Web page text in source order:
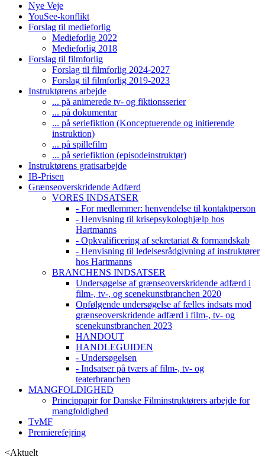
Nye Veje
YouSee-konflikt
Forslag til medieforlig
Medieforlig 2022
Medieforlig 2018
Forslag til filmforlig
Forslag til filmforlig 2024-2027
Forslag til filmforlig 2019-2023
Instruktørens arbejde
... på animerede tv- og fiktionsserier
... på dokumentar
... på seriefiktion (Konceptuerende og initierende
instruktion)
... på spillefilm
... på seriefiktion (episodeinstruktør)
Instruktørens gratisarbejde
IB-Prisen
Grænseoverskridende Adfærd
VORES INDSATSER
- For medlemmer: henvendelse til kontaktperson
- Henvisning til krisepsykologhjælp hos
Hartmanns
- Opkvalificering af sekretariat & formandskab
- Henvisning til ledelsesrådgivning af instruktører
hos Hartmanns
BRANCHENS INDSATSER
Undersøgelse af grænseoverskridende adfærd i
film-, tv-, og scenekunstbranchen 2020
Opfølgende undersøgelse af fælles indsats mod
grænseoverskridende adfærd i film-, tv- og
scenekunstbranchen 2023
HANDOUT
HANDLEGUIDEN
- Undersøgelsen
- Indsatser på tværs af film-, tv- og
teaterbranchen
MANGFOLDIGHED
Princippapir for Danske Filminstruktørers arbejde for
mangfoldighed
TvMF
Premierefejring
<Aktuelt